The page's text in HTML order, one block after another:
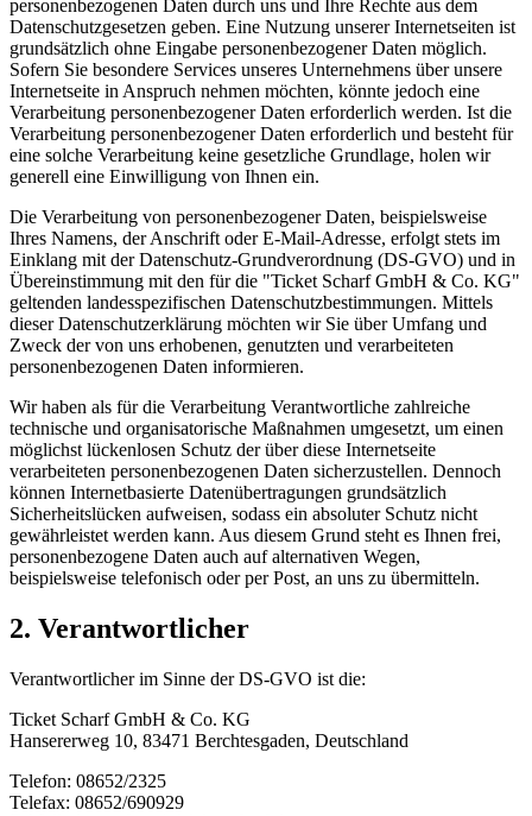
personenbezogenen Daten durch uns und Ihre Rechte aus dem
Datenschutzgesetzen geben. Eine Nutzung unserer Internetseiten ist
grundsätzlich ohne Eingabe personenbezogener Daten möglich.
Sofern Sie besondere Services unseres Unternehmens über unsere
Internetseite in Anspruch nehmen möchten, könnte jedoch eine
Verarbeitung personenbezogener Daten erforderlich werden. Ist die
Verarbeitung personenbezogener Daten erforderlich und besteht für
eine solche Verarbeitung keine gesetzliche Grundlage, holen wir
generell eine Einwilligung von Ihnen ein.
Die Verarbeitung von personenbezogener Daten, beispielsweise
Ihres Namens, der Anschrift oder E-Mail-Adresse, erfolgt stets im
Einklang mit der Datenschutz-Grundverordnung (DS-GVO) und in
Übereinstimmung mit den für die "Ticket Scharf GmbH & Co. KG"
geltenden landesspezifischen Datenschutzbestimmungen. Mittels
dieser Datenschutzerklärung möchten wir Sie über Umfang und
Zweck der von uns erhobenen, genutzten und verarbeiteten
personenbezogenen Daten informieren.
Wir haben als für die Verarbeitung Verantwortliche zahlreiche
technische und organisatorische Maßnahmen umgesetzt, um einen
möglichst lückenlosen Schutz der über diese Internetseite
verarbeiteten personenbezogenen Daten sicherzustellen. Dennoch
können Internetbasierte Datenübertragungen grundsätzlich
Sicherheitslücken aufweisen, sodass ein absoluter Schutz nicht
gewährleistet werden kann. Aus diesem Grund steht es Ihnen frei,
personenbezogene Daten auch auf alternativen Wegen,
beispielsweise telefonisch oder per Post, an uns zu übermitteln.
2. Verantwortlicher
Verantwortlicher im Sinne der DS-GVO ist die:
Ticket Scharf GmbH & Co. KG
Hansererweg 10, 83471 Berchtesgaden, Deutschland
Telefon: 08652/2325
Telefax: 08652/690929